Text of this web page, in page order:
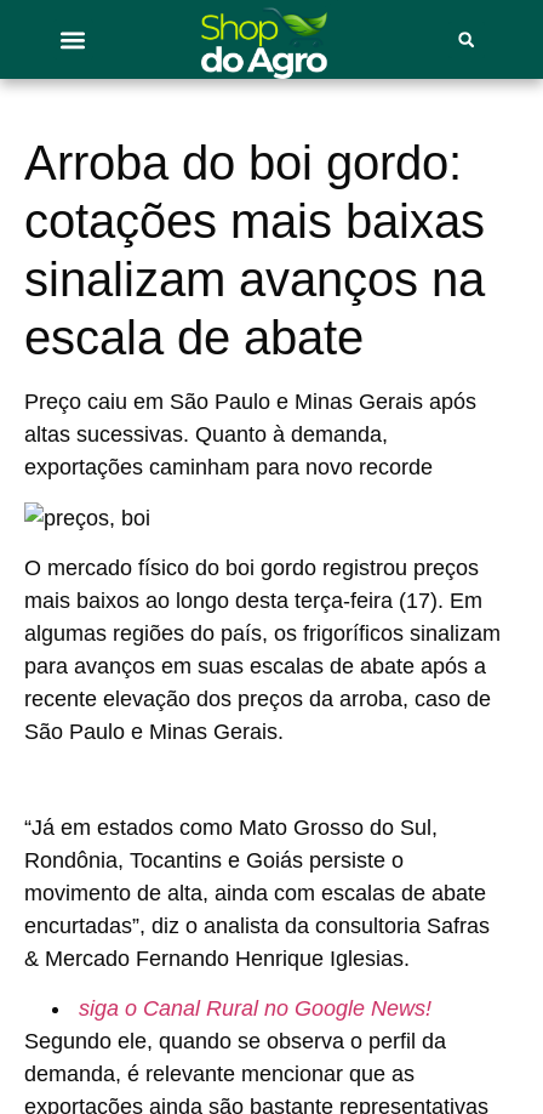
Arroba do boi gordo:
cotações mais baixas
sinalizam avanços na
escala de abate
Preço caiu em São Paulo e Minas Gerais após
altas sucessivas. Quanto à demanda,
exportações caminham para novo recorde
O mercado físico do boi gordo registrou preços
mais baixos ao longo desta terça-feira (17). Em
algumas regiões do país, os frigoríficos sinalizam
para avanços em suas escalas de abate após a
recente elevação dos preços da arroba, caso de
São Paulo e Minas Gerais.
“Já em estados como Mato Grosso do Sul,
Rondônia, Tocantins e Goiás persiste o
movimento de alta, ainda com escalas de abate
encurtadas”, diz o analista da consultoria Safras
& Mercado Fernando Henrique Iglesias.
siga o Canal Rural no Google News!
Segundo ele, quando se observa o perfil da
demanda, é relevante mencionar que as
exportações ainda são bastante representativas